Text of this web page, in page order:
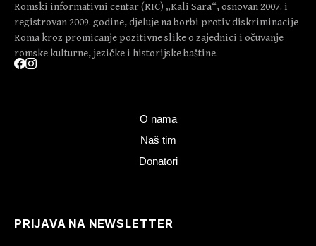
Romski informativni centar (RIC) „Kali Sara“, osnovan 2007. i
registrovan 2009. godine, djeluje na borbi protiv diskriminacije
Roma kroz promicanje pozitivne slike o zajednici i očuvanje
romske kulturne, jezičke i historijske baštine.
O nama
Naš tim
Donatori
PRIJAVA NA NEWSLETTER